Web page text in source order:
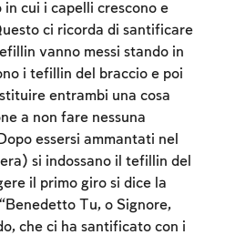
cui i capelli crescono e
ci ricorda di santificare
vanno messi stando in
i tefillin del braccio e poi
entrambi una cosa
a non fare nessuna
essersi ammantati nel
si indossano il tefillin del
il primo giro si dice la
Tu, o Signore,
che ci ha santificato con i